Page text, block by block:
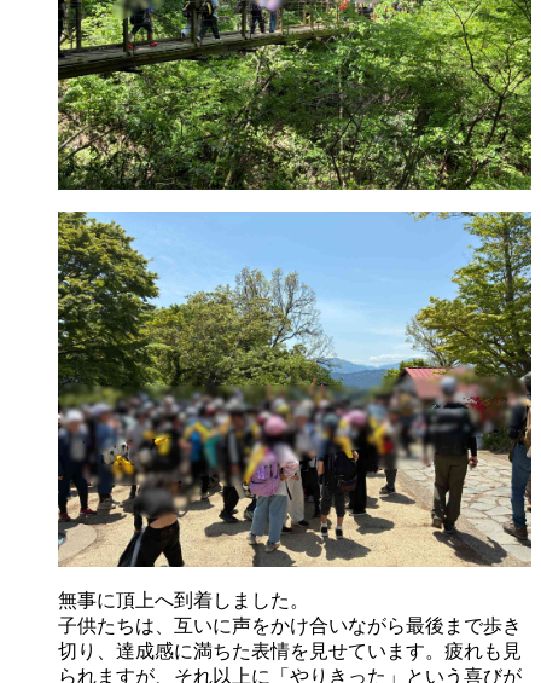
無事に頂上へ到着しました。
子供たちは、互いに声をかけ合いながら最後まで歩き
切り、達成感に満ちた表情を見せています。疲れも見
られますが、それ以上に「やりきった」という喜びが